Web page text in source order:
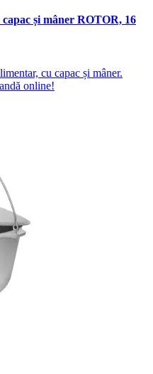
și mâner ROTOR, 16
cu capac și mâner.
online!